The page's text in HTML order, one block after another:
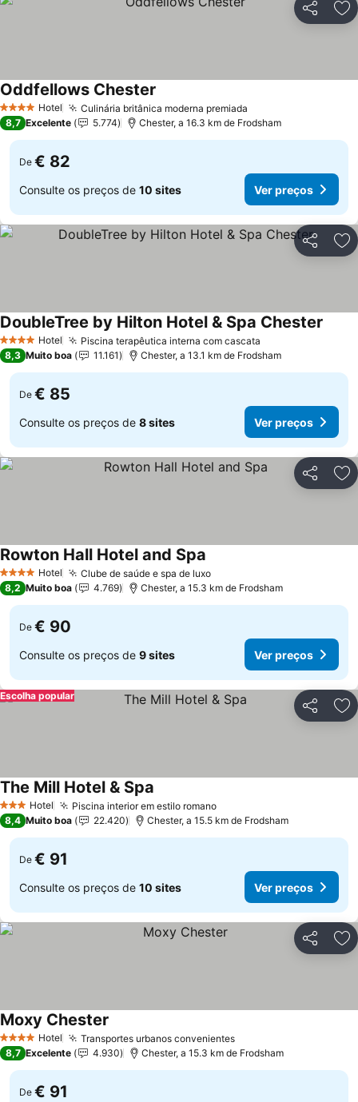
Partilhar
4 EstrelasHotel Culinária britânica moderna premiada
Oddfellows Chester
8,7 Excelente 5.774 Chester, a 16.3 km de Frodsham
De € 82
Consulte os preços de 10 sites Ver preços
Partilhar
4 EstrelasHotel Piscina terapêutica interna com cascata
DoubleTree by Hilton Hotel & Spa Chester
8,3 Muito boa 11.161 Chester, a 13.1 km de Frodsham
De € 85
Consulte os preços de 8 sites Ver preços
Partilhar
4 EstrelasHotel Clube de saúde e spa de luxoVer preços
Rowton Hall Hotel and Spa
8,2 Muito boa 4.769 Chester, a 15.3 km de Frodsham
De € 90
Consulte os preços de 9 sites Ver preços
Partilhar
Escolha popular
3 EstrelasHotel Piscina interior em estilo romanoVer preços
The Mill Hotel & Spa
8,4 Muito boa 22.420 Chester, a 15.5 km de Frodsham
De € 91
Consulte os preços de 10 sites Ver preços
Partilhar
4 EstrelasHotel Transportes urbanos convenientesVer preços
Moxy Chester
8,7 Excelente 4.930 Chester, a 15.3 km de Frodsham
De € 91